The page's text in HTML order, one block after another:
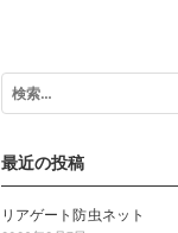
索:
最近の投稿
リアゲート防虫ネット